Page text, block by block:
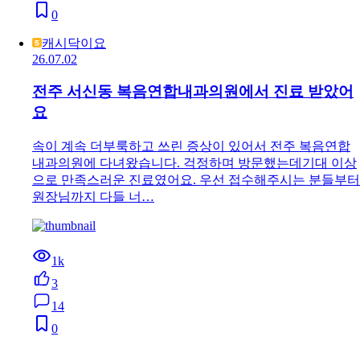
0
캐시닥이요
26.07.02
전주 서신동 복음연합내과의원에서 진료 받았어
요
속이 계속 더부룩하고 쓰린 증상이 있어서 전주 복음연합
내과의원에 다녀왔습니다. 걱정하며 방문했는데기대 이상
으로 만족스러운 진료였어요. 우선 접수해주시는 분들부터
원장님까지 다들 너…
1k
3
14
0